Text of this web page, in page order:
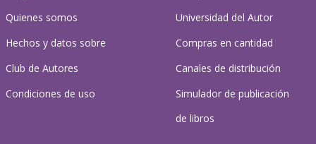
Quienes somos
Hechos y datos sobre
Club de Autores
Condiciones de uso
Universidad del Autor
Compras en cantidad
Canales de distribución
Simulador de publicación
de libros